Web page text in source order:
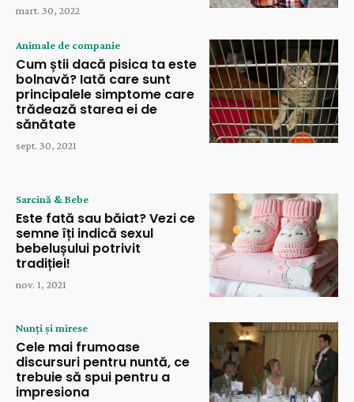
mart. 30, 2022
Animale de companie
Cum știi dacă pisica ta este
bolnavă? Iată care sunt
principalele simptome care
trădează starea ei de
sănătate
sept. 30, 2021
Sarcină & Bebe
Este fată sau băiat? Vezi ce
semne îți indică sexul
bebelușului potrivit
tradiției!
nov. 1, 2021
Nunți și mirese
Cele mai frumoase
discursuri pentru nuntă, ce
trebuie să spui pentru a
impresiona